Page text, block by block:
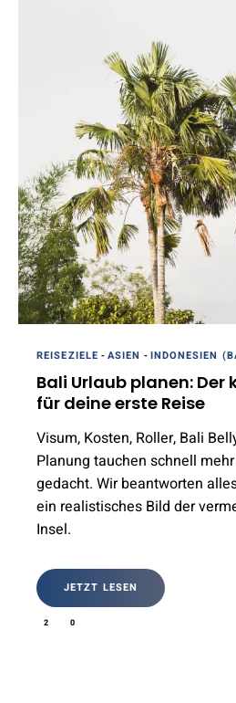
REISEZIELE -ASIEN -INDONESIEN
Bali Urlaub planen:
für deine erste Reise
Visum, Kosten, Roller, Bali
Planung tauchen schnell
gedacht. Wir beantworten
ein realistisches Bild der
Insel.
JETZT LESEN
2 0